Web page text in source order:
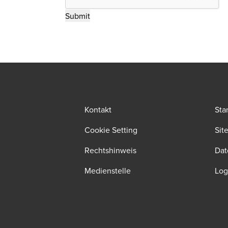
Kontakt
Cookie Setting
Rechtshinweis
Medienstelle